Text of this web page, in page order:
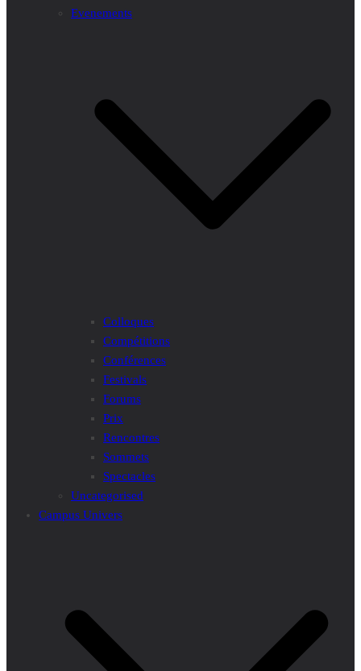
Evenements
Colloques
Compétitions
Conférences
Festivals
Forums
Prix
Rencontres
Sommets
Spectacles
Uncategorised
Campus Univers